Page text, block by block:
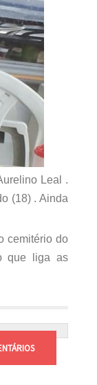
Leal .
(18) . Ainda
cemitério do
que liga as